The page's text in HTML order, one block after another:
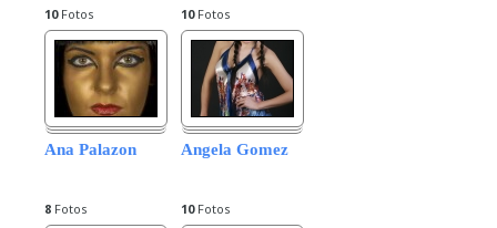
10Fotos 10Fotos
Ana Palazon
8 Fotos
Angela Gomez
10Fotos